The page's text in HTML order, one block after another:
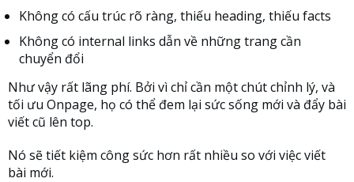
Không có cấu trúc rõ ràng, thiếu heading, thiếu facts
Không có internal links dẫn về những trang cần
chuyển đổi
Như vậy rất lãng phí. Bởi vì chỉ cần một chút chỉnh lý, và
tối ưu Onpage, họ có thể đem lại sức sống mới và đẩy bài
viết cũ lên top.
Nó sẽ tiết kiệm công sức hơn rất nhiều so với việc viết
bài mới.